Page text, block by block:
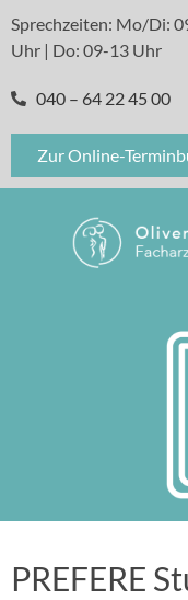
Sprechzeiten: Mo/Di:
Uhr | Do: 09-13 Uhr
040 – 64 22 45 00
Zur Online-
PREFERE